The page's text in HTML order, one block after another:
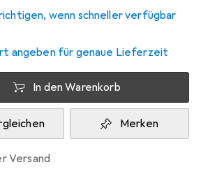
wenn schneller verfügbar
angeben für genaue Lieferzeit
In den Warenkorb
Merken
Versand